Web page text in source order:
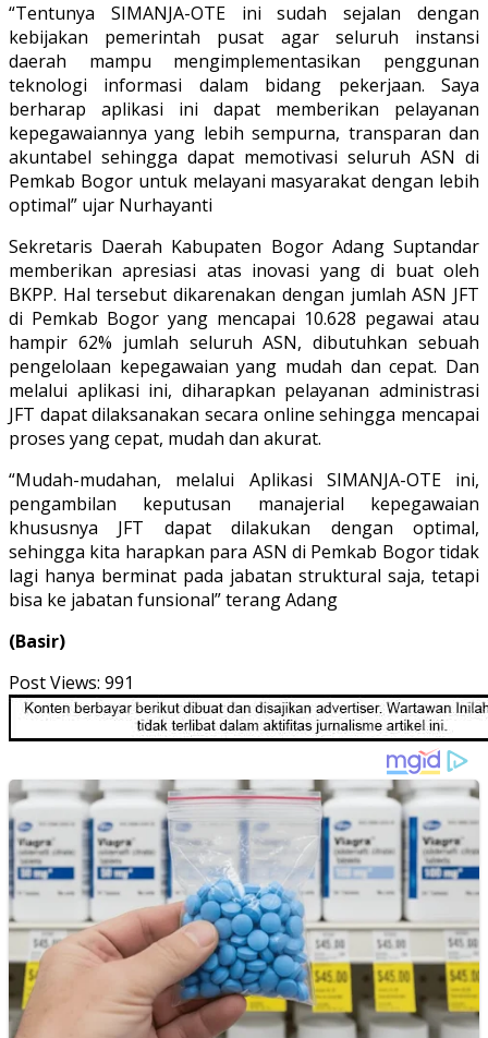
“Tentunya SIMANJA-OTE ini sudah sejalan dengan
kebijakan pemerintah pusat agar seluruh instansi
daerah mampu mengimplementasikan penggunan
teknologi informasi dalam bidang pekerjaan. Saya
berharap aplikasi ini dapat memberikan pelayanan
kepegawaiannya yang lebih sempurna, transparan dan
akuntabel sehingga dapat memotivasi seluruh ASN di
Pemkab Bogor untuk melayani masyarakat dengan lebih
optimal” ujar Nurhayanti
Sekretaris Daerah Kabupaten Bogor Adang Suptandar
memberikan apresiasi atas inovasi yang di buat oleh
BKPP. Hal tersebut dikarenakan dengan jumlah ASN JFT
di Pemkab Bogor yang mencapai 10.628 pegawai atau
hampir 62% jumlah seluruh ASN, dibutuhkan sebuah
pengelolaan kepegawaian yang mudah dan cepat. Dan
melalui aplikasi ini, diharapkan pelayanan administrasi
JFT dapat dilaksanakan secara online sehingga mencapai
proses yang cepat, mudah dan akurat.
“Mudah-mudahan, melalui Aplikasi SIMANJA-OTE ini,
pengambilan keputusan manajerial kepegawaian
khususnya JFT dapat dilakukan dengan optimal,
sehingga kita harapkan para ASN di Pemkab Bogor tidak
lagi hanya berminat pada jabatan struktural saja, tetapi
bisa ke jabatan funsional” terang Adang
(Basir)
Post Views: 991